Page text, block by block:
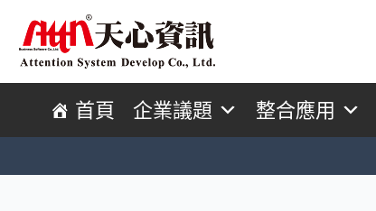
首頁 企業議題 整合應用